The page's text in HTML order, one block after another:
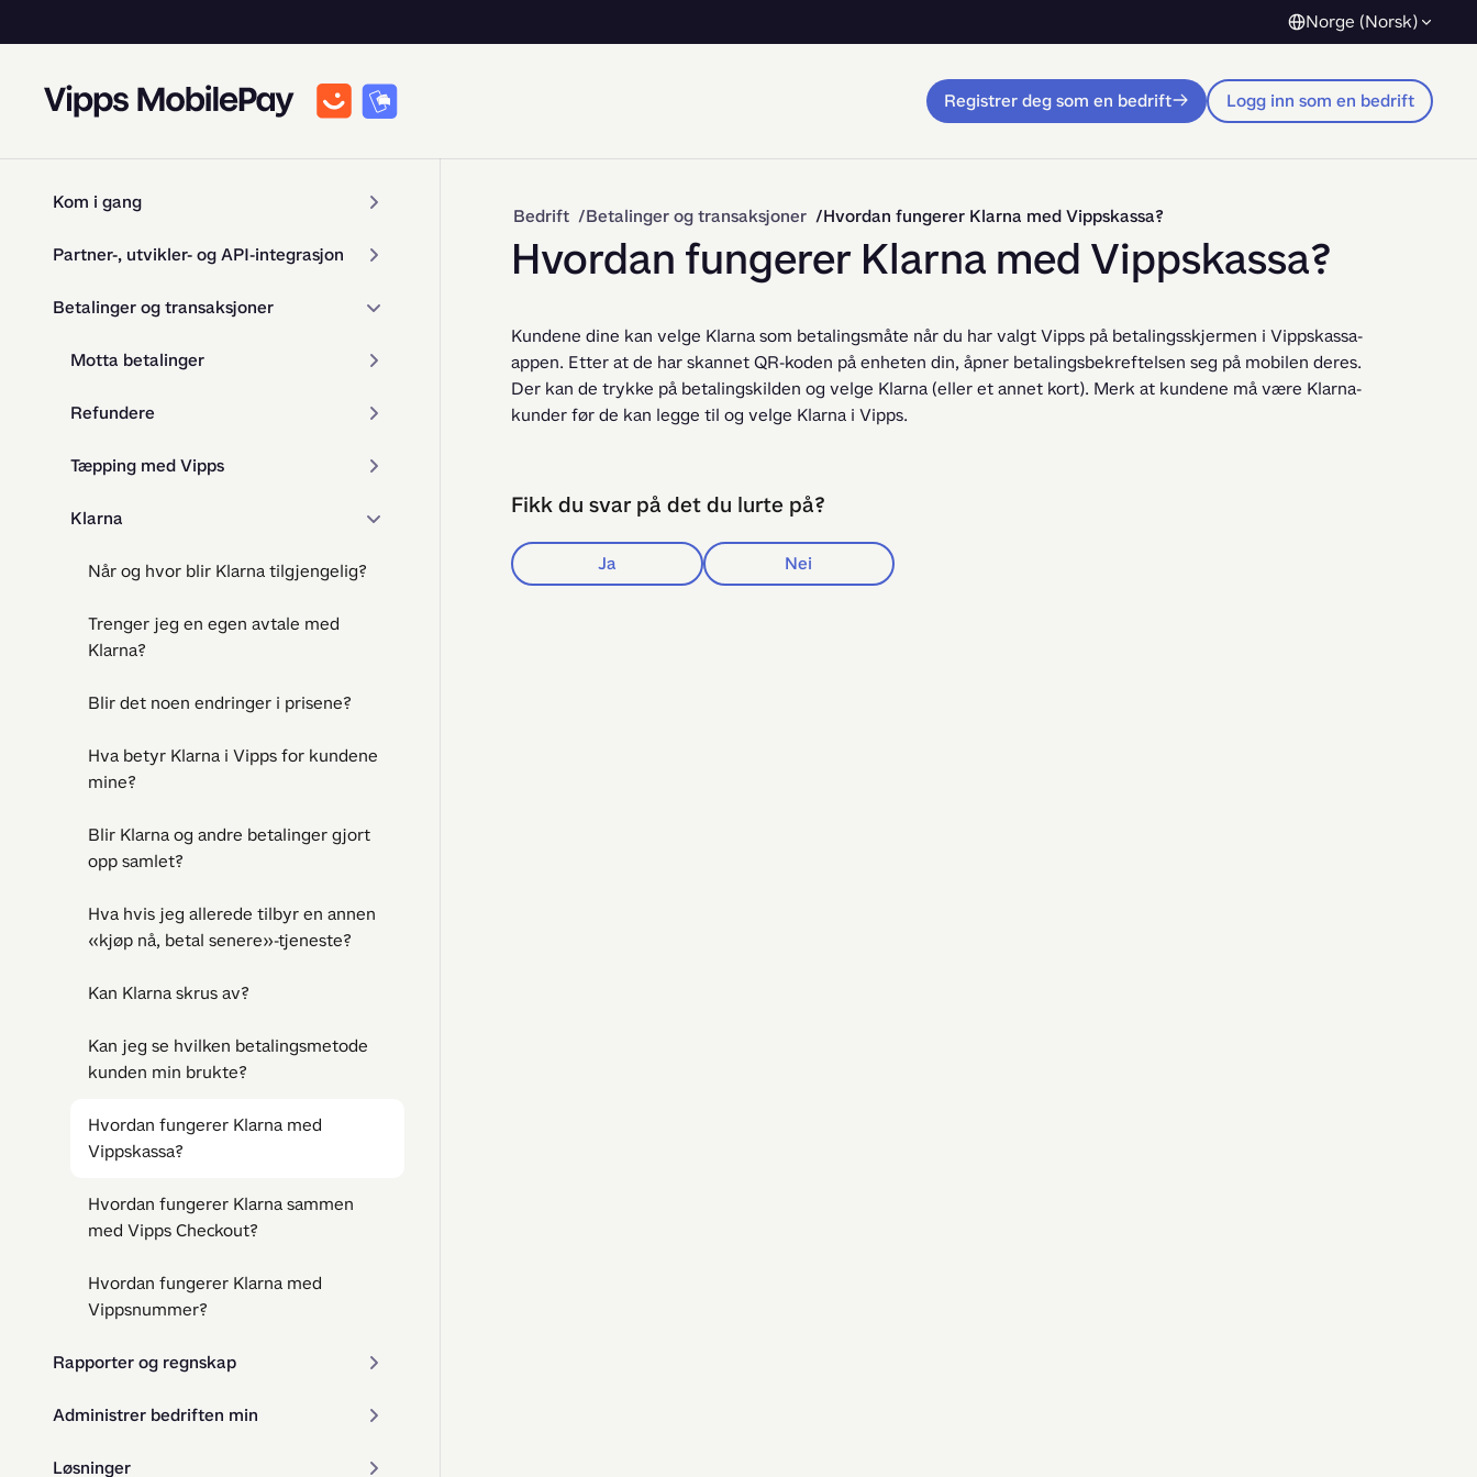
Norge (Norsk)
Registrer deg som en bedrift Logg inn som en bedrift
Kom i gang
Partner-, utvikler- og API-integrasjon
Betalinger og transaksjoner
Motta betalinger
Refundere
Tæpping med Vipps
Klarna
Når og hvor blir Klarna tilgjengelig?
Trenger jeg en egen avtale med
Klarna?
Blir det noen endringer i prisene?
Hva betyr Klarna i Vipps for kundene
mine?
Blir Klarna og andre betalinger gjort
opp samlet?
Hva hvis jeg allerede tilbyr en annen
«kjøp nå, betal senere»-tjeneste?
Kan Klarna skrus av?
Kan jeg se hvilken betalingsmetode
kunden min brukte?
Hvordan fungerer Klarna med
Vippskassa?
Hvordan fungerer Klarna sammen
med Vipps Checkout?
Hvordan fungerer Klarna med
Vippsnummer?
Rapporter og regnskap
Administrer bedriften min
Løsninger
Bedrift Betalinger og transaksjoner Hvordan fungerer Klarna med Vippskassa?
Hvordan fungerer Klarna med Vippskassa?
Kundene dine kan velge Klarna som betalingsmåte når du har valgt Vipps på betalingsskjermen i Vippskassa-
appen. Etter at de har skannet QR-koden på enheten din, åpner betalingsbekreftelsen seg på mobilen deres.
Der kan de trykke på betalingskilden og velge Klarna (eller et annet kort). Merk at kundene må være Klarna-
kunder før de kan legge til og velge Klarna i Vipps.
Fikk du svar på det du lurte på?
Ja Nei